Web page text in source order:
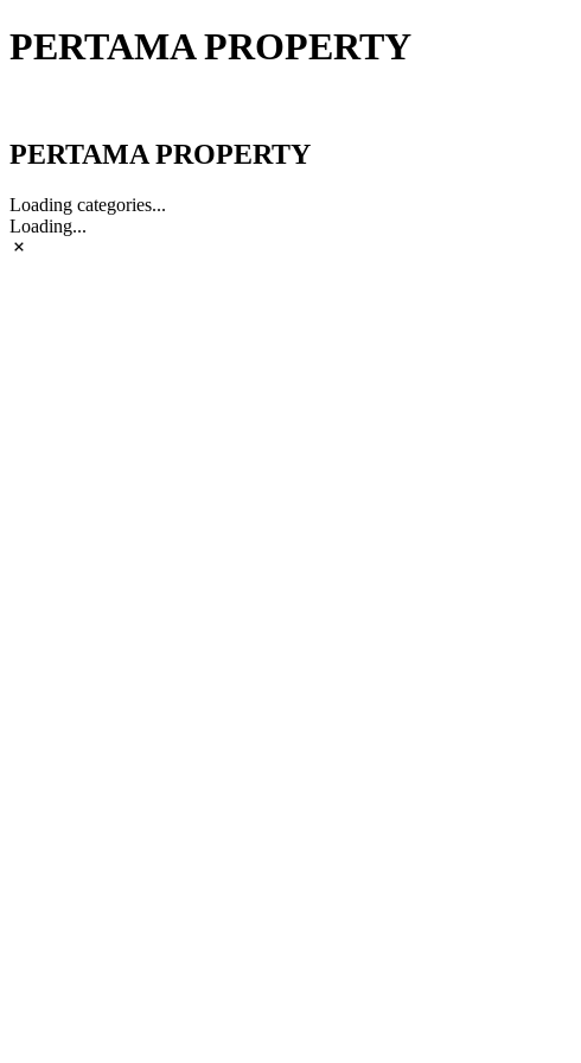
PERTAMA PROPERTY
PERTAMA PROPERTY
Loading categories...
Loading...